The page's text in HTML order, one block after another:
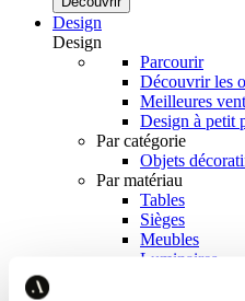
Design
Design
Parcourir
Découvrir les
Meilleures
Design à petit
Par catégorie
Objets
Par matériau
Tables
Sièges
Meubles
Luminaires